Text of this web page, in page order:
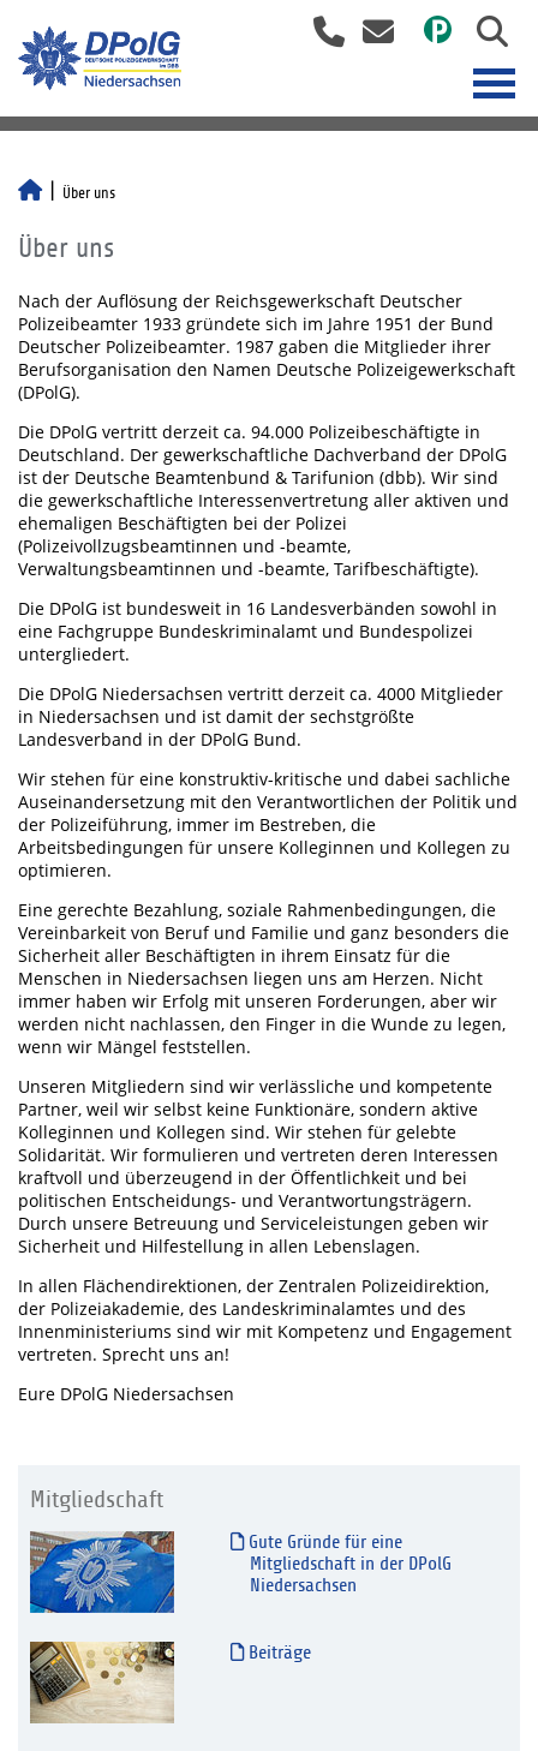
Über uns
Über uns
Nach der Auflösung der Reichsgewerkschaft Deutscher
Polizeibeamter 1933 gründete sich im Jahre 1951 der Bund
Deutscher Polizeibeamter. 1987 gaben die Mitglieder ihrer
Berufsorganisation den Namen Deutsche Polizeigewerkschaft
(DPolG).
Die DPolG vertritt derzeit ca. 94.000 Polizeibeschäftigte in
Deutschland. Der gewerkschaftliche Dachverband der DPolG
ist der Deutsche Beamtenbund & Tarifunion (dbb). Wir sind
die gewerkschaftliche Interessenvertretung aller aktiven und
ehemaligen Beschäftigten bei der Polizei
(Polizeivollzugsbeamtinnen und -beamte,
Verwaltungsbeamtinnen und -beamte, Tarifbeschäftigte).
Die DPolG ist bundesweit in 16 Landesverbänden sowohl in
eine Fachgruppe Bundeskriminalamt und Bundespolizei
untergliedert.
Die DPolG Niedersachsen vertritt derzeit ca. 4000 Mitglieder
in Niedersachsen und ist damit der sechstgrößte
Landesverband in der DPolG Bund.
Wir stehen für eine konstruktiv-kritische und dabei sachliche
Auseinandersetzung mit den Verantwortlichen der Politik und
der Polizeiführung, immer im Bestreben, die
Arbeitsbedingungen für unsere Kolleginnen und Kollegen zu
optimieren.
Eine gerechte Bezahlung, soziale Rahmenbedingungen, die
Vereinbarkeit von Beruf und Familie und ganz besonders die
Sicherheit aller Beschäftigten in ihrem Einsatz für die
Menschen in Niedersachsen liegen uns am Herzen. Nicht
immer haben wir Erfolg mit unseren Forderungen, aber wir
werden nicht nachlassen, den Finger in die Wunde zu legen,
wenn wir Mängel feststellen.
Unseren Mitgliedern sind wir verlässliche und kompetente
Partner, weil wir selbst keine Funktionäre, sondern aktive
Kolleginnen und Kollegen sind. Wir stehen für gelebte
Solidarität. Wir formulieren und vertreten deren Interessen
kraftvoll und überzeugend in der Öffentlichkeit und bei
politischen Entscheidungs- und Verantwortungsträgern.
Durch unsere Betreuung und Serviceleistungen geben wir
Sicherheit und Hilfestellung in allen Lebenslagen.
In allen Flächendirektionen, der Zentralen Polizeidirektion,
der Polizeiakademie, des Landeskriminalamtes und des
Innenministeriums sind wir mit Kompetenz und Engagement
vertreten. Sprecht uns an!
Eure DPolG Niedersachsen
Mitgliedschaft
Gute Gründe für eine
Mitgliedschaft in der DPolG
Niedersachsen
Beiträge